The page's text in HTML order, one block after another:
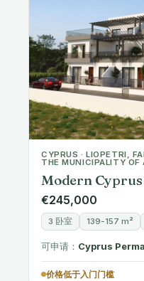
CYPRUS · LIOPETRI,
THE MUNICIPALITY OF
Modern Cyprus
€245,000
3 卧室 139-157 m²
可申请： Cyprus
价格低于入门门槛